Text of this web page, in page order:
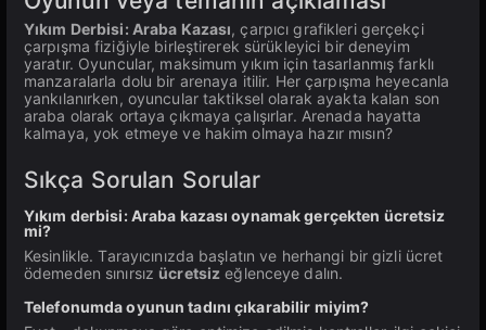
Yıkım Derbisi: Araba Kazası, çarpıcı grafikleri gerçekçi
çarpışma fiziğiyle birleştirerek sürükleyici bir deneyim
yaratır. Oyuncular, maksimum yıkım için tasarlanmış farklı
manzaralarla dolu bir arenaya itilir. Her çarpışma heyecanla
yankılanırken, oyuncular taktiksel olarak ayakta kalan son
araba olarak ortaya çıkmaya çalışırlar. Arenada hayatta
kalmaya, yok etmeye ve hakim olmaya hazır mısın?
Sıkça Sorulan Sorular
Yıkım derbisi: Araba kazası oynamak gerçekten ücretsiz
mi?
Kesinlikle. Tarayıcınızda başlatın ve herhangi bir gizli ücret
ödemeden sınırsız ücretsiz eğlenceye dalın.
Telefonumda oyunun tadını çıkarabilir miyim?